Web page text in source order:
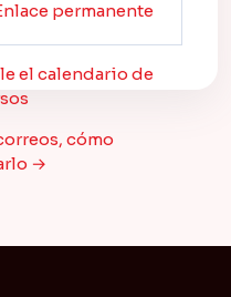
permanente
el calendario de
cómo
→